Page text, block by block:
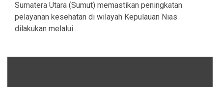
Sumatera Utara (Sumut) memastikan peningkatan
pelayanan kesehatan di wilayah Kepulauan Nias
dilakukan melalui...